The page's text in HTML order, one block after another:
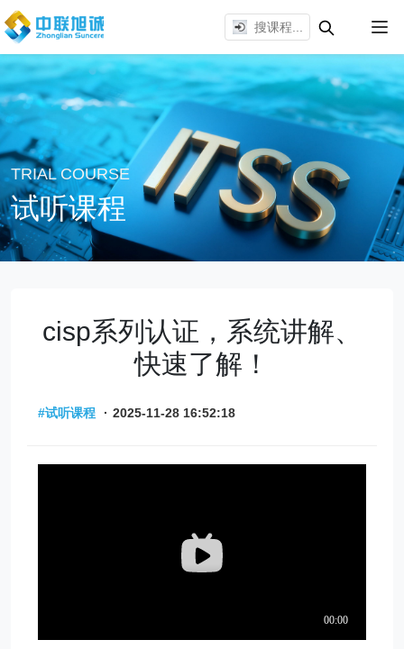
TRIAL COURSE
试听课程
cisp系列认证，系统讲解、
快速了解！
#试听课程 · 2025-11-28 16:52:18